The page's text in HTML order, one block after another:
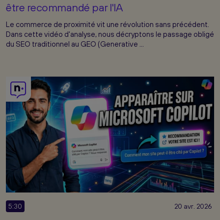
être recommandé par l'IA
Le commerce de proximité vit une révolution sans précédent.
Dans cette vidéo d'analyse, nous décryptons le passage obligé
du SEO traditionnel au GEO (Generative ...
5:30 20 avr. 2026